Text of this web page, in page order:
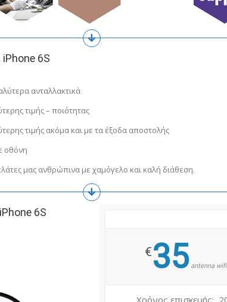
6S
ανταλλακτικά
τιμής – ποιότητας
τιμής ακόμα και με τα έξοδα αποστολής
οθόνη
μας ανθρώπινα με χαμόγελο και καλή διάθεση.
6S
€35 antenna